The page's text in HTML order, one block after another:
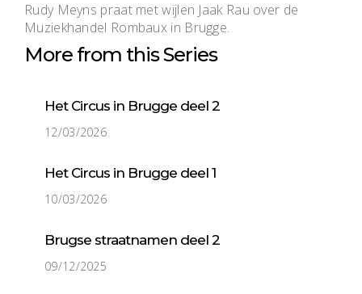
Rudy Meyns praat met wijlen Jaak Rau over de
Muziekhandel Rombaux in Brugge.
More from this Series
Het Circus in Brugge deel 2
12/03/2026
Het Circus in Brugge deel 1
10/03/2026
Brugse straatnamen deel 2
09/12/2025